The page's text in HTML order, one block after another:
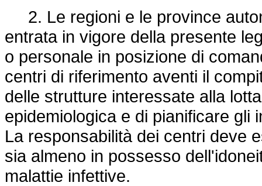
2. Le regioni e le province
entrata in vigore della presente
o personale in posizione di
centri di riferimento aventi il
delle strutture interessate alla
epidemiologica e di pianificare gli
La responsabilità dei centri deve
sia almeno in possesso
malattie infettive.